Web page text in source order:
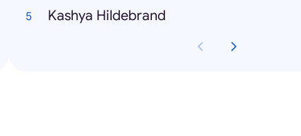
Kashya Hildebrand